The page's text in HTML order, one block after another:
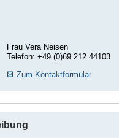
Frau Vera Neisen
Telefon: +49 (0)69 212 44103
Zum Kontaktformular